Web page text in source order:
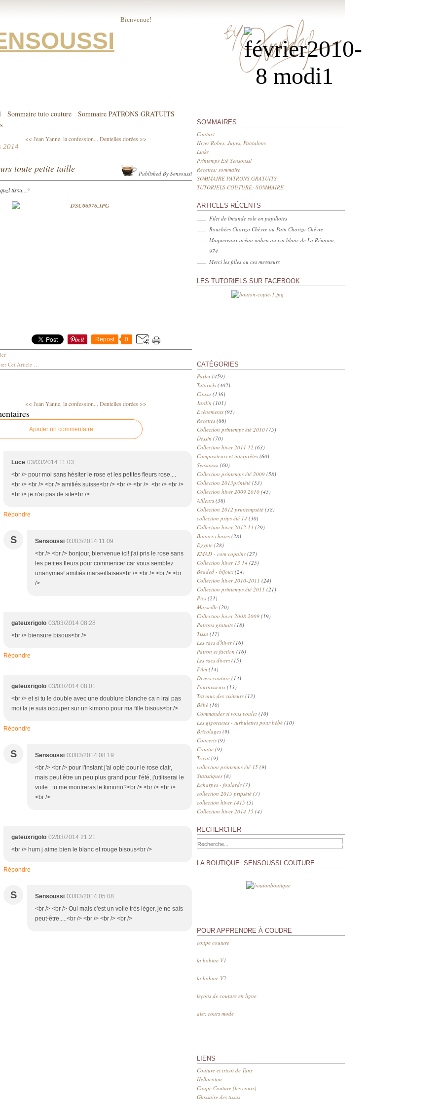
Bienvenue!
Sommaire tuto couture
Sommaire PATRONS GRATUITS
<< Jean Yanne, la confession... Dentelles dorées >>
2014
toute petite taille
tissu...?
Repost 0
Published By Sensoussi
Cet Article …
<< Jean Yanne, la confession... Dentelles dorées >>
Ajouter un commentaire
Luce 03/03/2014 11:03
<br /> pour moi sans hésiter le rose et les petites fleurs rose....
<br /> <br /> <br /> amitiés suisse<br /> <br /> <br /> <br /> <br />
<br /> je n'ai pas de site<br />
Répondre
S Sensoussi 03/03/2014 11:09
<br /> <br /> bonjour, bienvenue ici! j'ai pris le rose sans
les petites fleurs pour commencer car vous semblez
unanymes! amitiés marseillaises<br /> <br /> <br /> <br
/>
gateuxrigolo 03/03/2014 08:28
<br /> biensure bisous<br />
Répondre
gateuxrigolo 03/03/2014 08:01
<br /> et si tu le double avec une doublure blanche ca n irai pas
moi la je suis occuper sur un kimono pour ma fille bisous<br />
Répondre
S Sensoussi 03/03/2014 08:19
<br /> <br /> pour l'instant j'ai opté pour le rose clair,
mais peut être un peu plus grand pour l'été, j'utiliserai le
voile...tu me montreras le kimono?<br /> <br /> <br />
<br />
gateuxrigolo 02/03/2014 21:21
<br /> hum j aime bien le blanc et rouge bisous<br />
Répondre
S Sensoussi 03/03/2014 05:08
<br /> <br /> Oui mais c'est un voile très léger, je ne sais
peut-être.....<br /> <br /> <br /> <br />
SOMMAIRES
Contact
Hiver Robes, Jupes, Pantalons
Links
Printemps Eté Sensoussi
Recettes: sommaire
SOMMAIRE PATRONS GRATUITS
TUTORIELS COUTURE: SOMMAIRE
ARTICLES RÉCENTS
Filet de limande sole en papillotes
Bouchées Chorizo Chèvre ou Pain Chorizo Chèvre
Maquereaux océan indien au vin blanc de La Réunion,
974
Merci les filles ou ces messieurs
LES TUTORIELS SUR FACEBOOK
CATÉGORIES
Parler(459)
Tutoriels (402)
Cousu (136)
Jardin (101)
Evènements (95)
Recettes (86)
Collection printemps été 2010 (75)
Dessin (70)
Collection hiver 2011 12 (63)
Compositeurs et interprètes (60)
Sensoussi (60)
Collection printemps été 2009 (58)
Collection 2013printété (53)
Collection hiver 2009 2010 (45)
Ailleurs (38)
Collection 2012 printempsété (38)
collection prtps été 14 (30)
Collection hiver 2012 13 (29)
Bonnes choses (28)
Egypte (28)
KMAD - com copains (27)
Collection hiver 13 14 (25)
Beaded - bijoux (24)
Collection hiver 2010-2011 (24)
Collection printemps été 2011 (21)
Pics (21)
Marseille (20)
Collection hiver 2008 2009 (19)
Patrons gratuits (18)
Tissu (17)
Les sacs d'hiver(16)
Patron et faction (16)
Les sacs divers (15)
Film (14)
Divers couture (13)
Fournisseurs (13)
Travaux des visiteurs (13)
Bébé (10)
Commander si vous voulez (10)
Les gigoteuses - turbulettes pour bébé (10)
Bricolages (9)
Concerts (9)
Croatie (9)
Tricot (9)
collection printemps été 15 (9)
Statistiques (8)
Echarpes - foulards (7)
collection 2015 prtpsété (7)
collection hiver 1415 (5)
Collection hiver 2014 15 (4)
RECHERCHER
LA BOUTIQUE: SENSOUSSI COUTURE
POUR APPRENDRE À COUDRE
coupe couture
la bobine V1
la bobine V2
leçons de couture en ligne
alex cours mode
LIENS
Couture et tricot de Tany
Hellocoton
Coupe Couture (les cours)
Glossaire des tissus